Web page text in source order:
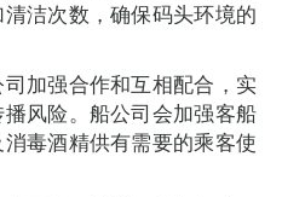
洁次数，确保码头环境的
加强合作和互相配合，实
风险。船公司会加强客船
毒酒精供有需要的乘客使